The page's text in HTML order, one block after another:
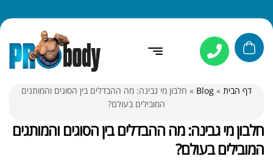
דף הבית »
Blog
» חלבון מי גבינה: מה ההבדלים בין הסוגים והמותגים
המובילים בעולם?
חלבון מי גבינה: מה ההבדלים בין הסוגים והמותגים
המובילים בעולם?